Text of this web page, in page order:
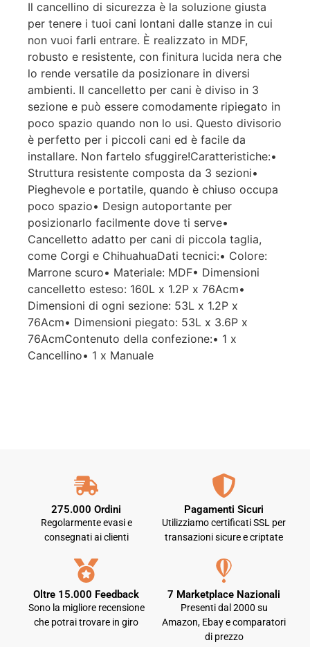
Il cancellino di sicurezza è la soluzione giusta
per tenere i tuoi cani lontani dalle stanze in cui
non vuoi farli entrare. È realizzato in MDF,
robusto e resistente, con finitura lucida nera che
lo rende versatile da posizionare in diversi
ambienti. Il cancelletto per cani è diviso in 3
sezione e può essere comodamente ripiegato in
poco spazio quando non lo usi. Questo divisorio
è perfetto per i piccoli cani ed è facile da
installare. Non fartelo sfuggire!Caratteristiche:•
Struttura resistente composta da 3 sezioni•
Pieghevole e portatile, quando è chiuso occupa
poco spazio• Design autoportante per
posizionarlo facilmente dove ti serve•
Cancelletto adatto per cani di piccola taglia,
come Corgi e ChihuahuaDati tecnici:• Colore:
Marrone scuro• Materiale: MDF• Dimensioni
cancelletto esteso: 160L x 1.2P x 76Acm•
Dimensioni di ogni sezione: 53L x 1.2P x
76Acm• Dimensioni piegato: 53L x 3.6P x
76AcmContenuto della confezione:• 1 x
Cancellino• 1 x Manuale
275.000 Ordini
Regolarmente evasi e
consegnati ai clienti
Pagamenti Sicuri
Utilizziamo certificati SSL per
transazioni sicure e criptate
Oltre 15.000 Feedback
Sono la migliore recensione
che potrai trovare in giro
7 Marketplace Nazionali
Presenti dal 2000 su
Amazon, Ebay e comparatori
di prezzo